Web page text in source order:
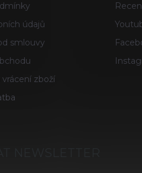
údajů
smlouvy
zboží